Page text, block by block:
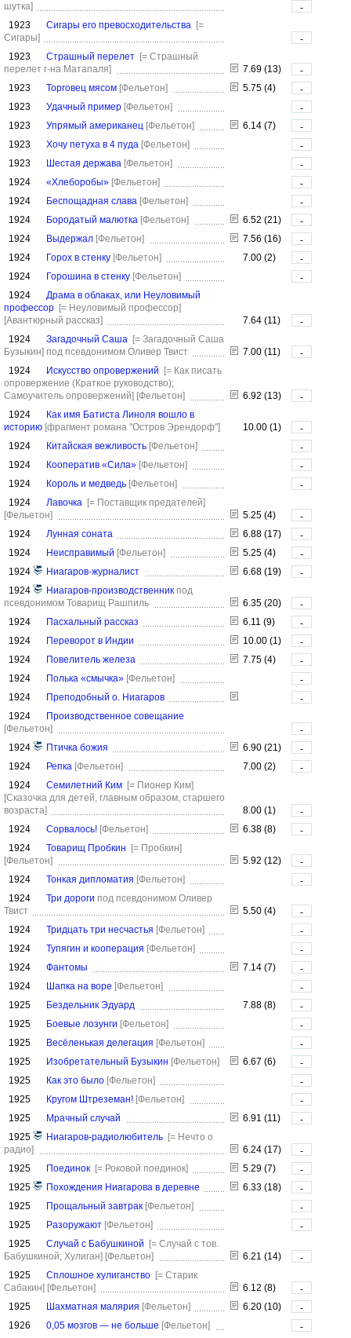
шутка]
-
1923
Сигары его превосходительства [=
Сигары]
-
1923
Страшный перелет [= Страшный
перелет г-на Матапаля]
7.69 (13)
-
1923
Торговец мясом [Фельетон] 5.75 (4)
-
1923
Удачный пример [Фельетон]
-
1923
Упрямый американец [Фельетон] 6.14 (7)
-
1923
Хочу петуха в 4 пуда [Фельетон]
-
1923
Шестая держава [Фельетон]
-
1924
«Хлеборобы» [Фельетон]
-
1924
Беспощадная слава [Фельетон]
-
1924
Бородатый малютка [Фельетон] 6.52 (21)
-
1924
Выдержал [Фельетон] 7.56 (16)
-
1924
Горох в стенку [Фельетон] 7.00 (2)
-
1924
Горошина в стенку [Фельетон]
-
1924
Драма в облаках, или Неуловимый
профессор [= Неуловимый профессор]
[Авантюрный рассказ]
7.64 (11)
-
1924
Загадочный Саша [= Загадочный Саша
Бузыкин] под псевдонимом Оливер Твист 7.00 (11)
-
1924
Искусство опровержений
[= Как писать
опровержение (Краткое руководство);
Самоучитель опровержений] [Фельетон] 6.92 (13)
-
1924
Как имя Батиста Линоля вошло в
историю [фрагмент романа "Остров Эрендорф"] 10.00 (1)
-
1924
Китайская вежливость [Фельетон]
-
1924
Кооператив «Сила» [Фельетон]
-
1924
Король и медведь [Фельетон]
-
1924
Лавочка [= Поставщик предателей]
[Фельетон]
5.25 (4)
-
1924
Лунная соната 6.88 (17)
-
1924
Неисправимый [Фельетон] 5.25 (4)
-
1924
Ниагаров-журналист 6.68 (19)
-
1924
Ниагаров-производственник под
псевдонимом Товарищ Рашпиль
6.35 (20)
-
1924
Пасхальный рассказ 6.11 (9)
-
1924
Переворот в Индии 10.00 (1)
-
1924
Повелитель железа 7.75 (4)
-
1924
Полька «смычка» [Фельетон]
-
1924
Преподобный о. Ниагаров
-
1924
Производственное совещание
[Фельетон]
-
1924
Птичка божия 6.90 (21)
-
1924
Репка [Фельетон] 7.00 (2)
-
1924
Семилетний Ким [= Пионер Ким]
[Сказочка для детей, главным образом, старшего
возраста]
8.00 (1)
-
1924
Сорвалось! [Фельетон] 6.38 (8)
-
1924
Товарищ Пробкин
[= Пробкин]
[Фельетон]
5.92 (12)
-
1924
Тонкая дипломатия [Фельетон]
-
1924
Три дороги под псевдонимом Оливер
Твист
5.50 (4)
-
1924
Тридцать три несчастья [Фельетон]
-
1924
Тупягин и кооперация [Фельетон]
-
1924
Фантомы 7.14 (7)
-
1924
Шапка на воре [Фельетон]
-
1925
Бездельник Эдуард 7.88 (8)
-
1925
Боевые лозунги [Фельетон]
-
1925
Весёленькая делегация [Фельетон]
-
1925
Изобретательный Бузыкин [Фельетон] 6.67 (6)
-
1925
Как это было [Фельетон]
-
1925
Кругом Штреземан! [Фельетон]
-
1925
Мрачный случай 6.91 (11)
-
1925
Ниагаров-радиолюбитель [= Нечто о
радио]
6.24 (17)
-
1925
Поединок [= Роковой поединок] 5.29 (7)
-
1925
Похождения Ниагарова в деревне 6.33 (18)
-
1925
Прощальный завтрак [Фельетон]
-
1925
Разоружают [Фельетон]
-
1925
Случай с Бабушкиной
[= Случай с тов.
Бабушкиной; Хулиган] [Фельетон] 6.21 (14)
-
1925
Сплошное хулиганство [= Старик
Сабакин] [Фельетон] 6.12 (8)
-
1925
Шахматная малярия [Фельетон] 6.20 (10)
-
1926
0,05 мозгов — не больше [Фельетон]
-